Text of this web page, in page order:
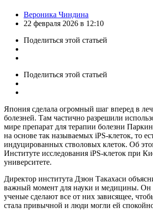
Posted
by
Вероника Чиндина
22 февраля 2026 в 12:10
Поделиться этой статьей
Поделиться этой статьей
Япония сделала огромный шаг вперед в
болезней. Там частично разрешили
мире препарат для терапии болезни
на основе так называемых iPS-клеток, то
индуцированных стволовых клеток. Об
Институте исследования iPS-клеток при
университете.
Директор института Дзюн Такахаси
важный момент для науки и медицины. Он
ученые сделают все от них зависящее,
стала привычной и люди могли ей